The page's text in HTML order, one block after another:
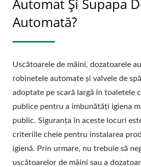
Automat Și Supapa
Automată?
Uscătoarele de mâini, dozatoarele
robinetele automate și valvele de
adoptate pe scară largă în toaletele
publice pentru a îmbunătăți igiena
public. Siguranța în aceste locuri
criteriile cheie pentru instalarea
igienă. Prin urmare, nu trebuie să
uscătoarelor de mâini sau a